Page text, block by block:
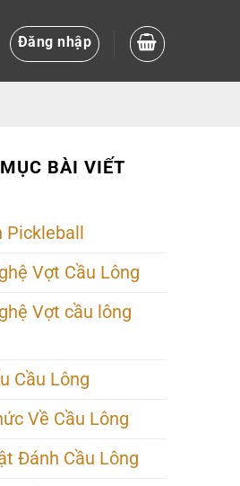
Đăng nhập
BÀI VIẾT
Pickleball
Vợt Cầu Lông
Vợt cầu lông
Cầu Lông
Về Cầu Lông
Đánh Cầu Lông